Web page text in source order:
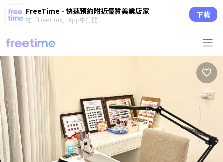
FreeTime - 快速預約附近優質美業店家
在「FreeTime」App中打開 下載